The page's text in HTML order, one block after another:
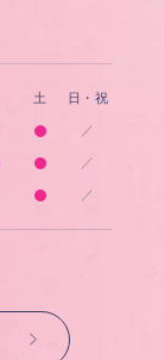
土 日・祝
／
／
／